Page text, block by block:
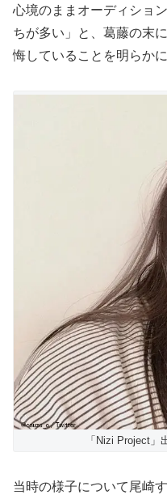
心境のままオーディショ
ちが多い」と、葛藤の末
悔していることを明らかに
「Nizi Project」
当時の様子について尾崎